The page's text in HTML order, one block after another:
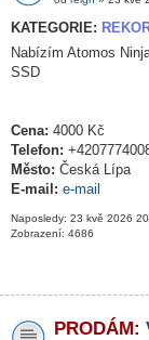
KATEGORIE:
Nabízím Atomos
SSD
Cena: 4000 Kč
Telefon:
Město: Česká Lípa
E-mail: e-mail
Naposledy: 23 kvě 2026
Zobrazení: 4686
PRODÁM: